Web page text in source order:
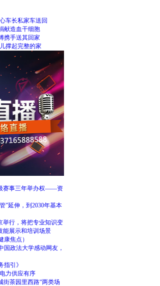
车长私家车送回
献造血干细胞
携手送其回家
撑起完整的家
赛事三年举办权——资
”延伸，到2030年基本
举行，将把专业知识变
能展示和培训场景
康焦点）
国政法大学感动网友，
指引》
力供应有序
街茶园里西路“两类场